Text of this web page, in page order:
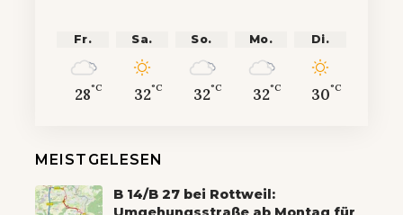
Fr.
28°C
Sa.
32°C
So.
32°C
Mo.
32°C
Di.
30°C
MEISTGELESEN
B 14/B 27 bei Rottweil: